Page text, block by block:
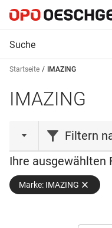
Startseite IMAZING
IMAZING
Filtern
Produktart
Jump Starter (1)
Ihre ausgewählten
Marke: IMAZING